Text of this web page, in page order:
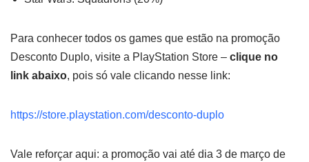
Para conhecer todos os games que estão na promoção
Desconto Duplo, visite a PlayStation Store – clique no
link abaixo, pois só vale clicando nesse link:
https://store.playstation.com/desconto-duplo
Vale reforçar aqui: a promoção vai até dia 3 de março de